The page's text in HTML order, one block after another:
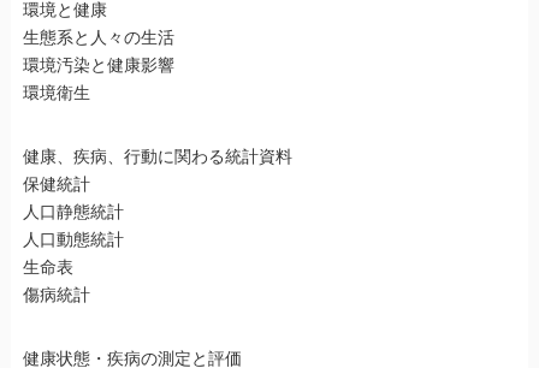
環境と健康
生態系と人々の生活
環境汚染と健康影響
環境衛生
健康、疾病、行動に関わる統計資料
保健統計
人口静態統計
人口動態統計
生命表
傷病統計
健康状態・疾病の測定と評価